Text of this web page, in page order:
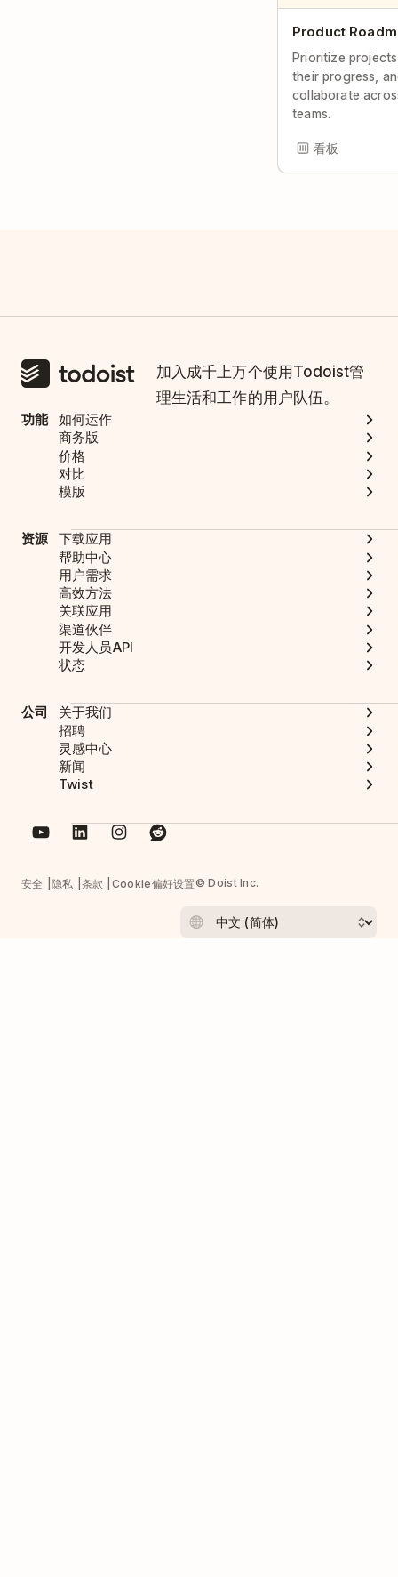
Product
Prioritize
their progress,
collaborate
teams.
看板
加入成千上万个使用Todoist管
理生活和工作的用户队伍。
功能
如何运作
商务版
价格
对比
模版
资源
下载应用
帮助中心
用户需求
高效方法
关联应用
渠道伙伴
开发人员API
状态
公司
关于我们
招聘
灵感中心
新闻
Twist
安全 隐私 条款 Cookie偏好设置© Doist Inc.